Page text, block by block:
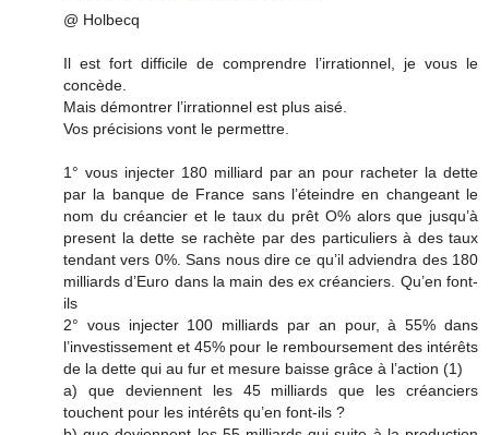
@ Holbecq
Il est fort difficile de comprendre l’irrationnel, je vous le
concède.
Mais démontrer l’irrationnel est plus aisé.
Vos précisions vont le permettre.
1° vous injecter 180 milliard par an pour racheter la dette
par la banque de France sans l’éteindre en changeant le
nom du créancier et le taux du prêt O% alors que jusqu’à
present la dette se rachète par des particuliers à des taux
tendant vers 0%. Sans nous dire ce qu’il adviendra des 180
milliards d’Euro dans la main des ex créanciers. Qu’en font-
ils
2° vous injecter 100 milliards par an pour, à 55% dans
l’investissement et 45% pour le remboursement des intérêts
de la dette qui au fur et mesure baisse grâce à l’action (1)
a) que deviennent les 45 milliards que les créanciers
touchent pour les intérêts qu’en font-ils ?